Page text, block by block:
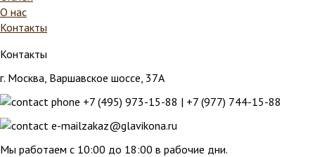
О нас
Контакты
Контакты
г. Москва, Варшавское шоссе, 37А
+7 (495) 973-15-88 | +7 (977) 744-15-88
zakaz@glavikona.ru
Мы работаем с 10:00 до 18:00 в рабочие дни.